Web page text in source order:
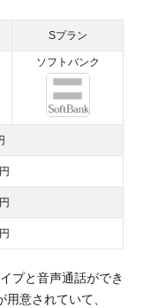
Sプラン
ソフトバンク
プと音声通話ができ
意されていて、